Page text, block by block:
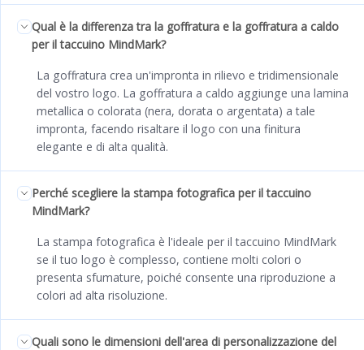
Qual è la differenza tra la goffratura e la goffratura a caldo
per il taccuino MindMark?
La goffratura crea un'impronta in rilievo e tridimensionale
del vostro logo. La goffratura a caldo aggiunge una lamina
metallica o colorata (nera, dorata o argentata) a tale
impronta, facendo risaltare il logo con una finitura
elegante e di alta qualità.
Perché scegliere la stampa fotografica per il taccuino
MindMark?
La stampa fotografica è l'ideale per il taccuino MindMark
se il tuo logo è complesso, contiene molti colori o
presenta sfumature, poiché consente una riproduzione a
colori ad alta risoluzione.
Quali sono le dimensioni dell'area di personalizzazione del